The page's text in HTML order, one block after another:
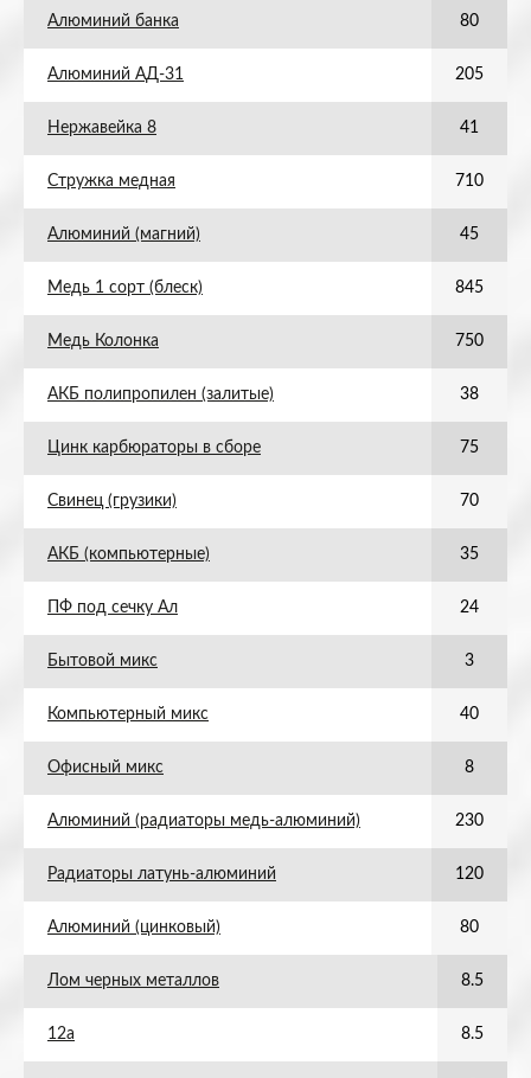
Алюминий банка 80
Алюминий АД-31 205
Нержавейка 8 41
Стружка медная 710
Алюминий (магний) 45
Медь 1 сорт (блеск) 845
Медь Колонка 750
АКБ полипропилен (залитые) 38
Цинк карбюраторы в сборе 75
Свинец (грузики) 70
АКБ (компьютерные) 35
ПФ под сечку Ал 24
Бытовой микс 3
Компьютерный микс 40
Офисный микс 8
Алюминий (радиаторы медь-алюминий) 230
Радиаторы латунь-алюминий 120
Алюминий (цинковый) 80
Лом черных металлов 8.5
12а 8.5